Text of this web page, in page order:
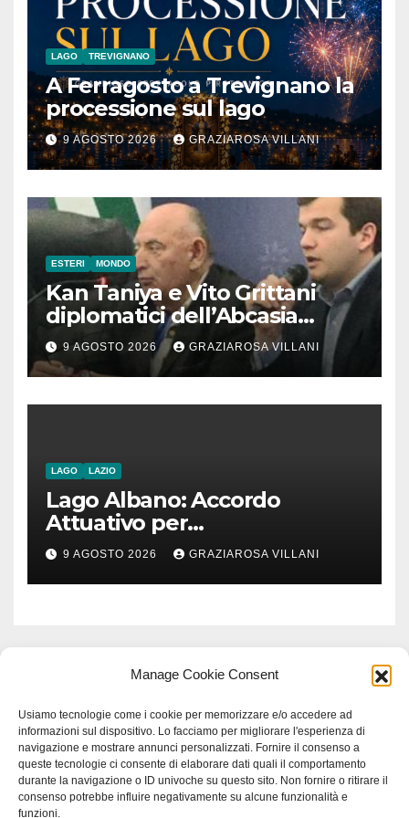
Manage Cookie Consent
Usiamo tecnologie come i cookie per memorizzare e/o accedere ad
informazioni sul dispositivo. Lo facciamo per migliorare l'esperienza di
navigazione e mostrare annunci personalizzati. Fornire il consenso a
queste tecnologie ci consente di elaborare dati quali il comportamento
durante la navigazione o ID univoche su questo sito. Non fornire o ritirare il
consenso potrebbe influire negativamente su alcune funzionalità e
funzioni.
LAGO TREVIGNANO
A Ferragosto a Trevignano la
processione sul lago
9 AGOSTO 2026 GRAZIAROSA VILLANI
ESTERI MONDO
Kan Taniya e Vito Grittani
diplomatici dell’Abcasia
contro nota del governo
romeno. “Non si può invocare
la costruzione di ponti e allo
stesso tempo condannare
9 AGOSTO 2026 GRAZIAROSA VILLANI
LAGO LAZIO
Lago Albano: Accordo
Attuativo per
l’interconnessione
acquedottistica da 29,5
milioni di euro
9 AGOSTO 2026 GRAZIAROSA VILLANI